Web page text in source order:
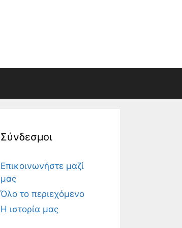
Σύνδεσμοι
Επικοινωνήστε μαζί
μας
Όλο το περιεχόμενο
Η ιστορία μας